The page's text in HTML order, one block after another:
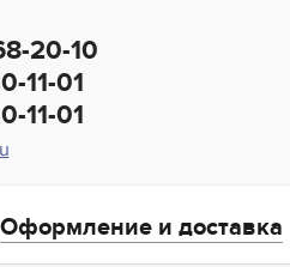
20-10
11-01
11-01
Оформление и доставка